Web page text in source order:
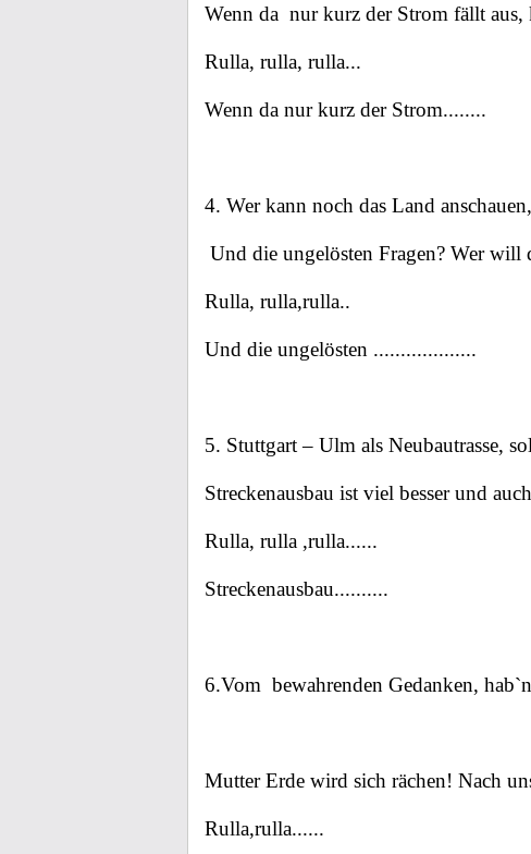
Wenn da nur kurz der Strom fällt aus,
Rulla, rulla, rulla...
Wenn da nur kurz der Strom........
4. Wer kann noch das Land
Und die ungelösten Fragen? Wer will
Rulla, rulla,rulla..
Und die ungelösten ...................
5. Stuttgart – Ulm als Neubautrasse,
Streckenausbau ist viel besser und
Rulla, rulla ,rulla......
Streckenausbau..........
6.Vom bewahrenden Gedanken,
Mutter Erde wird sich rächen! Nach
Rulla,rulla......